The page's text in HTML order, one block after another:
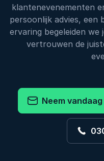
klantenevenementen
persoonlijk advies, een
ervaring begeleiden we
vertrouwen de
Neem